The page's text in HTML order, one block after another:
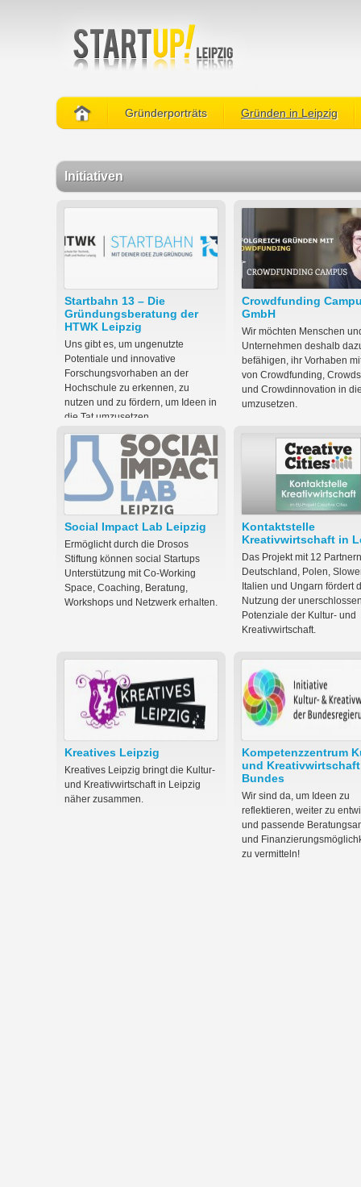
Gründerporträts Gründen in Leipzig
Initiativen
Startbahn 13 – Die
Gründungsberatung der
HTWK Leipzig
Uns gibt es, um ungenutzte
Potentiale und innovative
Forschungsvorhaben an der
Hochschule zu erkennen, zu
nutzen und zu fördern, um Ideen in
die Tat umzusetzen.
Crowdfunding
GmbH
Wir möchten Menschen
Unternehmen deshalb
befähigen, ihr Vorhaben
von Crowdfunding,
und Crowdinnovation in
umzusetzen.
Social Impact Lab Leipzig
Ermöglicht durch die Drosos
Stiftung können social Startups
Unterstützung mit Co-Working
Space, Coaching, Beratung,
Workshops und Netzwerk erhalten.
Kontaktstelle
Kreativwirtschaft in
Das Projekt mit 12
Deutschland, Polen,
Italien und Ungarn fördert
Nutzung der
Potenziale der Kultur- und
Kreativwirtschaft.
Kreatives Leipzig
Kreatives Leipzig bringt die Kultur-
und Kreativwirtschaft in Leipzig
näher zusammen.
Kompetenzzentrum
und
Bundes
Wir sind da, um Ideen zu
reflektieren, weiter zu
und passende
und
zu vermitteln!